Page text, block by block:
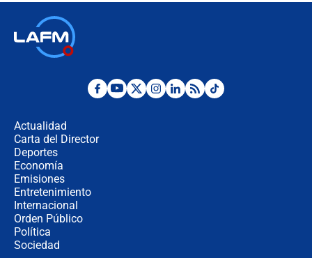
Posesión de Abelardo De La Espriella
Actualidad
Carta del Director
Deportes
Economía
Emisiones
Entretenimiento
Internacional
Orden Público
Política
Sociedad